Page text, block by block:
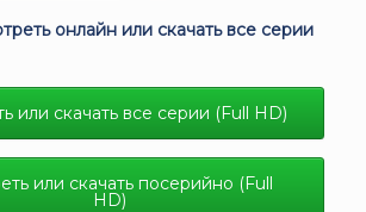
онлайн или скачать все серии
или скачать все серии (Full HD)
или скачать посерийно (Full
HD)